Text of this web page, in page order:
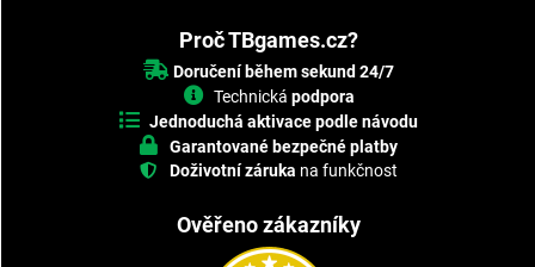
Proč TBgames.cz?
Doručení během sekund 24/7
Technická podpora
Jednoduchá aktivace podle návodu
Garantované bezpečné platby
Doživotní záruka na funkčnost
Ověřeno zákazníky